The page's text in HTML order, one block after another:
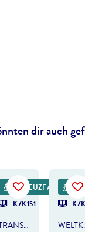
dir auch
DEALKREUZFAHRT
KZK151
TRANSPAZIFIK